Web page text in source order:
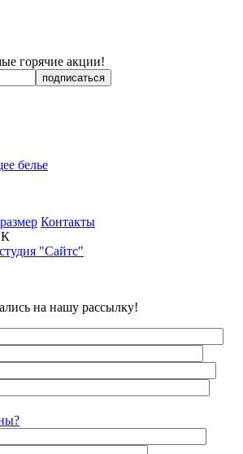
горячие акции!
белье
Контакты
на нашу рассылку!